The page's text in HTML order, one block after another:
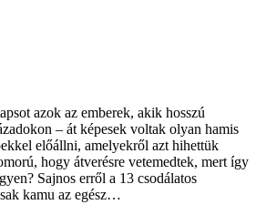
azok az emberek, akik hosszú
– át képesek voltak olyan hamis
előállni, amelyekről azt hihettük
hogy átverésre vetemedtek, mert így
Sajnos erről a 13 csodálatos
kamu az egész…